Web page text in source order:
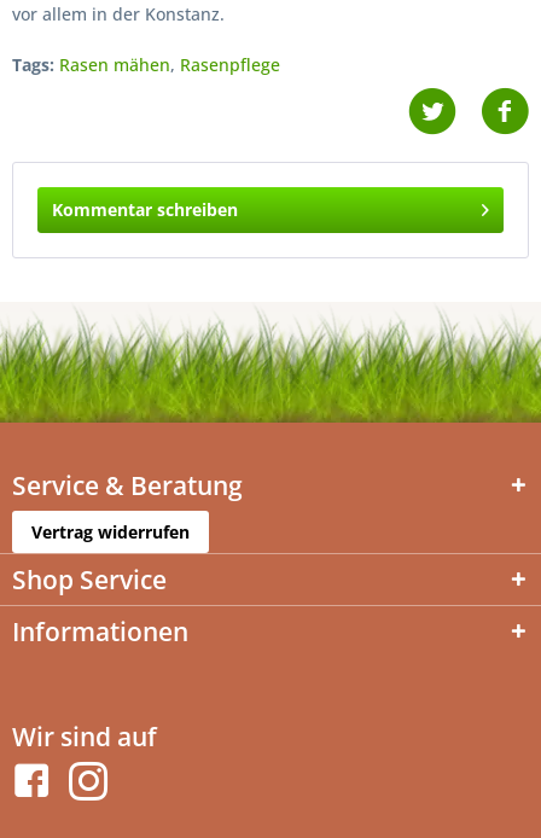
vor allem in der Konstanz.
Tags: Rasen mähen, Rasenpflege
Kommentar schreiben
Service & Beratung
Vertrag widerrufen
Shop Service
Informationen
Wir sind auf